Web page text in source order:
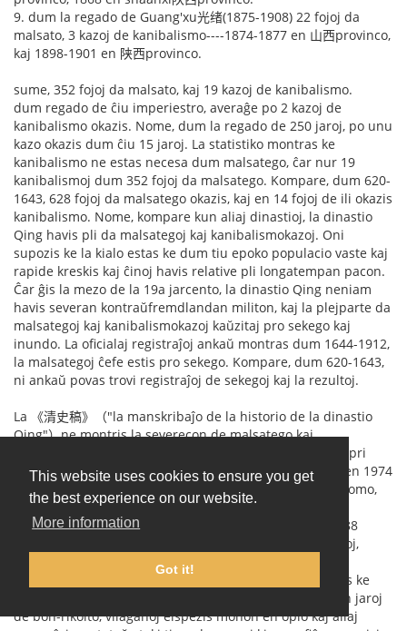
This website uses cookies to ensure you get
the best experience on our website.
More information
Got it!
9. dum la regado de Guang'xu光绪(1875-1908) 22 fojoj da
malsato, 3 kazoj de kanibalismo----1874-1877 en 山西provinco,
kaj 1898-1901 en 陕西provinco.
sume, 352 fojoj da malsato, kaj 19 kazoj de kanibalismo.
dum regado de ĉiu imperiestro, averaĝe po 2 kazoj de
kanibalismo okazis. Nome, dum la regado de 250 jaroj, po unu
kazo okazis dum ĉiu 15 jaroj. La statistiko montras ke
kanibalismo ne estas necesa dum malsatego, ĉar nur 19
kanibalismoj dum 352 fojoj da malsatego. Kompare, dum 620-
1643, 628 fojoj da malsatego okazis, kaj en 14 fojoj de ili okazis
kanibalismo. Nome, kompare kun aliaj dinastioj, la dinastio
Qing havis pli da malsategoj kaj kanibalismokazoj. Oni
supozis ke la kialo estas ke dum tiu epoko populacio vaste kaj
rapide kreskis kaj ĉinoj havis relative pli longatempan pacon.
Ĉar ĝis la mezo de la 19a jarcento, la dinastio Qing neniam
havis severan kontraŭfremdlandan militon, kaj la plejparte da
malsategoj kaj kanibalismokazoj kaŭzitaj pro sekego kaj
inundo. La oficialaj registraĵoj ankaŭ montras dum 1644-1912,
la malsategoj ĉefe estis pro sekego. Kompare, dum 620-1643,
ni ankaŭ povas trovi registraĵoj de sekegoj kaj la rezultoj.
La 《清史稿》（"la manskribaĵo de la historio de la dinastio
Qing"）ne montris la severecon de malsatego kaj
kanibalismo. Tamen aliaj dokumentoj suplikis detalojn pri
kanibalismo dum 1874-1877. Unu arkeologiista teamo en 1974
hazarde trovis ŝtonmonumentaĵo en muro de iu olda domo,
en kiu oni registris teruran situacion de farmistoj dum
sekego. Antaŭ sekego, la vilaĝo havis 51 familiojn kaj 188
personojn. Post tio, nur restis 17 familioj kaj 35 personoj,
perdiĝis 70 % da populacio, pro malsatego. Por travivi,
gepatroj manĝis gefilojn. La oldulo en la vilaĝo admonis ke
homoj ne preparis por naturaj katastrofoj. Li diris ke en jaroj
de bon-rikolto, vilaĝanoj elspezis monon en opio kaj aliaj